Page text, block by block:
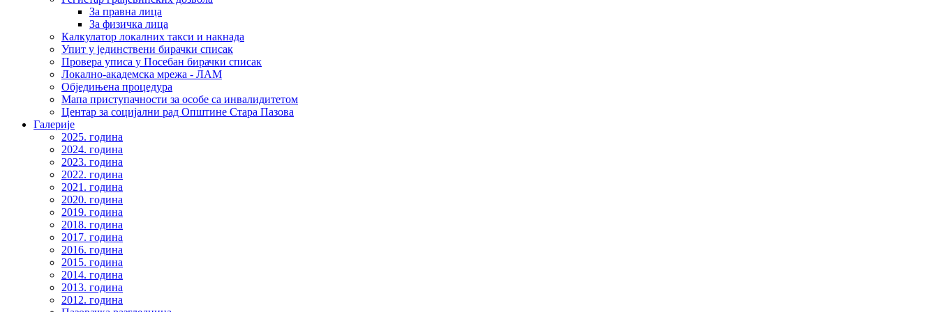
За правна лица
За физичка лица
Калкулатор локалних такси и накнада
Упит у јединствени бирачки списак
Провера уписа у Посебан бирачки списак
Локално-академска мрежа - ЛАМ
Обједињена процедура
Мапа приступачности за особе са инвалидитетом
Центар за социјални рад Општине Стара Пазова
Галерије
2025. година
2024. година
2023. година
2022. година
2021. година
2020. година
2019. година
2018. година
2017. година
2016. година
2015. година
2014. година
2013. година
2012. година